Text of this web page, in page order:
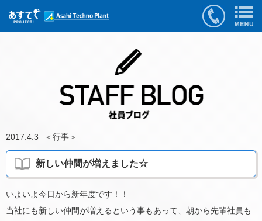
2017.4.3 ＜行事＞
新しい仲間が増えました☆
いよいよ今日から新年度です！！
当社にも新しい仲間が増えるという事もあって、朝から先輩社員も